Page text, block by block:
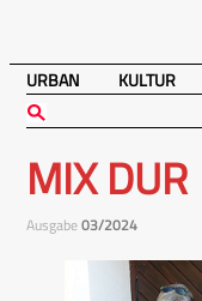
URBAN KULTUR
MIX DUR
Ausgabe03/2024